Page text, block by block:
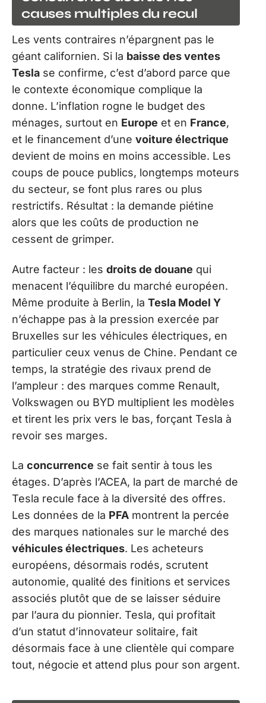
causes multiples du recul
Les vents contraires n’épargnent pas le
géant californien. Si la baisse des ventes
Tesla se confirme, c’est d’abord parce que
le contexte économique complique la
donne. L’inflation rogne le budget des
ménages, surtout en Europe et en France,
et le financement d’une voiture électrique
devient de moins en moins accessible. Les
coups de pouce publics, longtemps moteurs
du secteur, se font plus rares ou plus
restrictifs. Résultat : la demande piétine
alors que les coûts de production ne
cessent de grimper.
Autre facteur : les droits de douane qui
menacent l’équilibre du marché européen.
Même produite à Berlin, la Tesla Model Y
n’échappe pas à la pression exercée par
Bruxelles sur les véhicules électriques, en
particulier ceux venus de Chine. Pendant ce
temps, la stratégie des rivaux prend de
l’ampleur : des marques comme Renault,
Volkswagen ou BYD multiplient les modèles
et tirent les prix vers le bas, forçant Tesla à
revoir ses marges.
La concurrence se fait sentir à tous les
étages. D’après l’ACEA, la part de marché de
Tesla recule face à la diversité des offres.
Les données de la PFA montrent la percée
des marques nationales sur le marché des
véhicules électriques. Les acheteurs
européens, désormais rodés, scrutent
autonomie, qualité des finitions et services
associés plutôt que de se laisser séduire
par l’aura du pionnier. Tesla, qui profitait
d’un statut d’innovateur solitaire, fait
désormais face à une clientèle qui compare
tout, négocie et attend plus pour son argent.